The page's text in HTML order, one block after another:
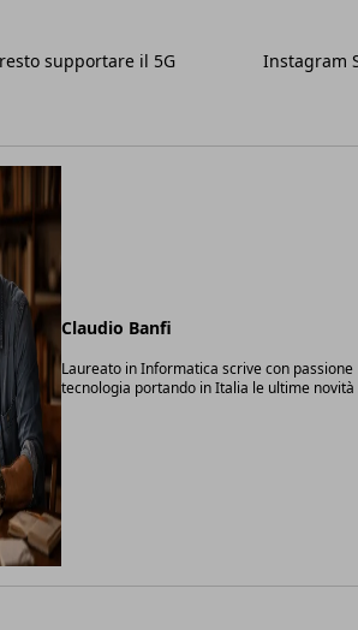
supportare il 5G Instagram
Claudio Banfi
Laureato in Informatica scrive con
tecnologia portando in Italia le ultime novità